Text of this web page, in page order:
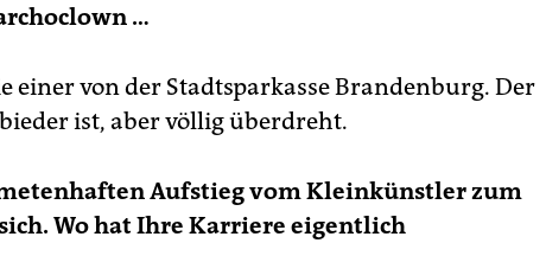
…
einer von der Stadtsparkasse Brandenburg. Der
ist, aber völlig überdreht.
Aufstieg vom Kleinkünstler zum
Wo hat Ihre Karriere eigentlich